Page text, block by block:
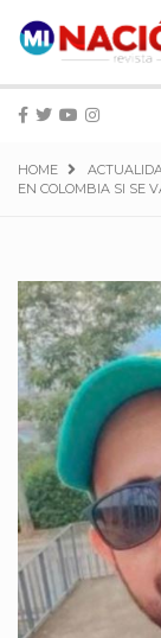
HOME
EN COLOMBIA SI SE